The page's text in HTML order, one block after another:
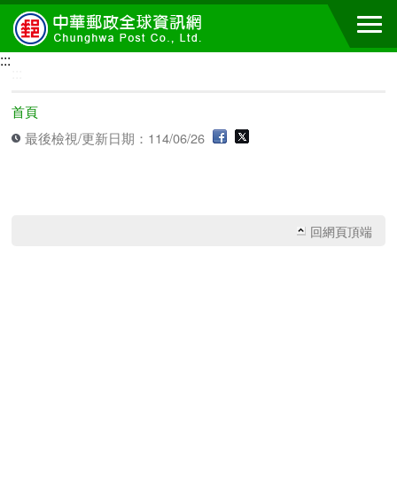
跳到主要內容區塊
:::
首頁
最後檢視/更新日期：114/06/26
回網頁頂端